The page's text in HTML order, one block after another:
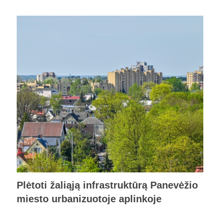
Plėtoti žaliąją infrastruktūrą Panevėžio
miesto urbanizuotoje aplinkoje